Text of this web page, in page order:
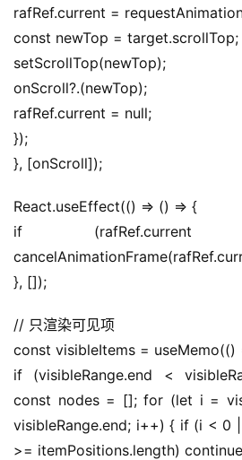
rafRef.current =
const newTop = target.scrollTop;
setScrollTop(newTop);
onScroll?.(newTop);
rafRef.current = null;
});
}, [onScroll]);
React.useEffect(() => () => {
if
}, []);
// 只渲染可见项
const visibleItems = useMemo(()
if (visibleRange.end <
const nodes = []; for (let i =
visibleRange.end; i++) { if (i < 0
>= itemPositions.length)